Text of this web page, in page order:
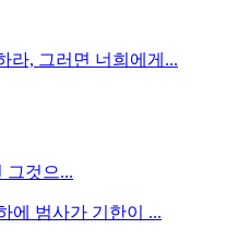
라, 그러면 너희에게...
그것으...
에 범사가 기한이 ...